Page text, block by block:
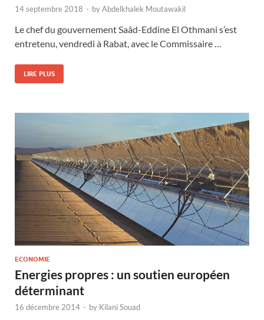
14 septembre 2018 - byAbdelkhalek Moutawakil
Le chef du gouvernement Saâd-Eddine El Othmani s’est
entretenu, vendredi à Rabat, avec le Commissaire …
LIRE PLUS
ECONOMIE
Energies propres : un soutien européen
déterminant
16 décembre 2014 - by Kilani Souad